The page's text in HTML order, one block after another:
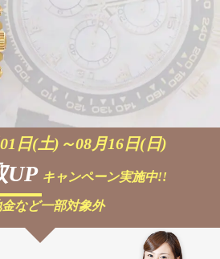
日(土)～08月16日(日)
UP キャンペーン実施中!!
など一部対象外